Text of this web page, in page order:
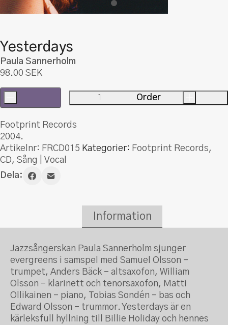
Yesterdays
Paula Sannerholm
98.00 SEK
Yesterdays
Order
Footprint Records
2004.
Artikelnr: FRCD015 Kategorier: Footprint Records,
CD, Sång | Vocal
Dela:
Information
Jazzsångerskan Paula Sannerholm sjunger
evergreens i samspel med Samuel Olsson –
trumpet, Anders Bäck – altsaxofon, William
Olsson – klarinett och tenorsaxofon, Matti
Ollikainen – piano, Tobias Sondén – bas och
Edward Olsson – trummor. Yesterdays är en
kärleksfull hyllning till Billie Holiday och hennes